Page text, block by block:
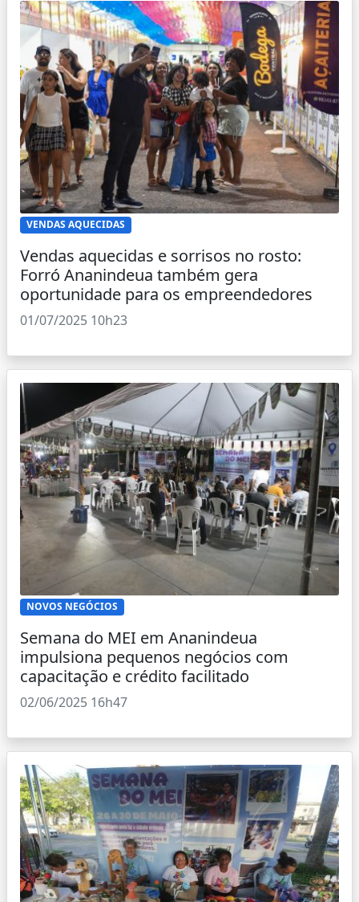
VENDAS AQUECIDAS
Vendas aquecidas e sorrisos no rosto:
Forró Ananindeua também gera
oportunidade para os empreendedores
01/07/2025 10h23
NOVOS NEGÓCIOS
Semana do MEI em Ananindeua
impulsiona pequenos negócios com
capacitação e crédito facilitado
02/06/2025 16h47